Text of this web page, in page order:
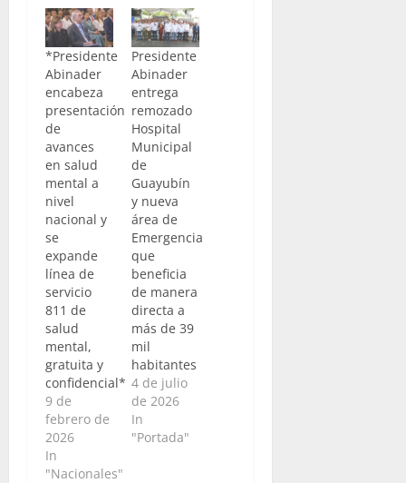
*Presidente
Abinader
encabeza
presentación
de
avances
en salud
mental a
nivel
nacional y
se
expande
línea de
servicio
811 de
salud
mental,
gratuita y
confidencial*
9 de
febrero de
2026
In
"Nacionales"
Presidente
Abinader
entrega
remozado
Hospital
Municipal
de
Guayubín
y nueva
área de
Emergencia
que
beneficia
de manera
directa a
más de 39
mil
habitantes
4 de julio
de 2026
In
"Portada"